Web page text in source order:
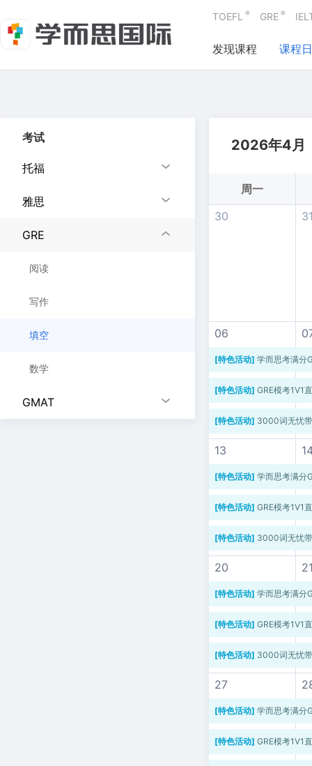
TOEFL ® GRE ®
发现课程 课程
考试
托福
雅思
GRE
阅读
写作
填空
数学
GMAT
2026年4月
周一
30
06
[特色活动] 学而思考满分
[特色活动] GRE模考1V1
[特色活动] 3000词无忧
13
[特色活动] 学而思考满分
[特色活动] GRE模考1V1
[特色活动] 3000词无忧
20
[特色活动] 学而思考满分
[特色活动] GRE模考1V1
[特色活动] 3000词无忧
27
[特色活动] 学而思考满分
[特色活动] GRE模考1V1